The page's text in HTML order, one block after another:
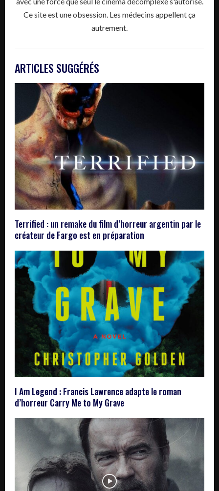
Ce site est une obsession. Les médecins appellent ça
autrement.
ARTICLES SUGGÉRÉS
Terrified : un remake du film d’horreur argentin par le
créateur de Fargo est en préparation
I Am Legend : Francis Lawrence adapte le roman
d’horreur Carry Me to My Grave